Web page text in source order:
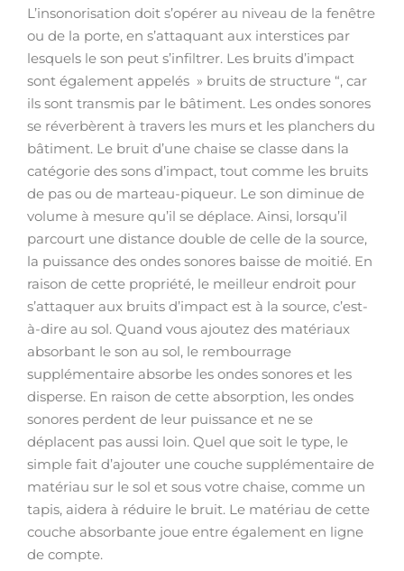
L’insonorisation doit s’opérer au niveau de la fenêtre
ou de la porte, en s’attaquant aux interstices par
lesquels le son peut s’infiltrer. Les bruits d’impact
sont également appelés » bruits de structure “, car
ils sont transmis par le bâtiment. Les ondes sonores
se réverbèrent à travers les murs et les planchers du
bâtiment. Le bruit d’une chaise se classe dans la
catégorie des sons d’impact, tout comme les bruits
de pas ou de marteau-piqueur. Le son diminue de
volume à mesure qu’il se déplace. Ainsi, lorsqu’il
parcourt une distance double de celle de la source,
la puissance des ondes sonores baisse de moitié. En
raison de cette propriété, le meilleur endroit pour
s’attaquer aux bruits d’impact est à la source, c’est-
à-dire au sol. Quand vous ajoutez des matériaux
absorbant le son au sol, le rembourrage
supplémentaire absorbe les ondes sonores et les
disperse. En raison de cette absorption, les ondes
sonores perdent de leur puissance et ne se
déplacent pas aussi loin. Quel que soit le type, le
simple fait d’ajouter une couche supplémentaire de
matériau sur le sol et sous votre chaise, comme un
tapis, aidera à réduire le bruit. Le matériau de cette
couche absorbante joue entre également en ligne
de compte.